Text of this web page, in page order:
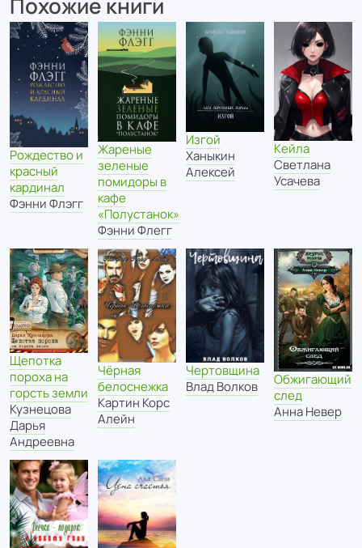
Рождество и
красный
кардинал
Фэнни Флэгг
Жареные
зеленые
помидоры в
кафе
«Полустанок»
Фэнни Флегг
Изгой
Ханыкин
Алексей
Кейла
Светлана
Усачева
Щепотка
пороха на
горсть земли
Кузнецова
Дарья
Андреевна
Чёрная
белоснежка
Картин Корс
Алейн
Чертовщина
Влад Волков
Обжигающий
след
Анна Невер